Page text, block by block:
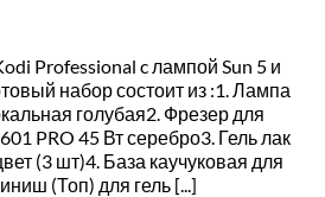
Professional c лампой Sun 5 и
набор состоит из :1. Лампа
голубая2. Фрезер для
PRO 45 Вт серебро3. Гель лак
(3 шт)4. База каучуковая для
(Топ) для гель [...]